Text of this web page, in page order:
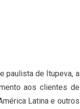
paulista de Itupeva, a
aos clientes de
Latina e outros